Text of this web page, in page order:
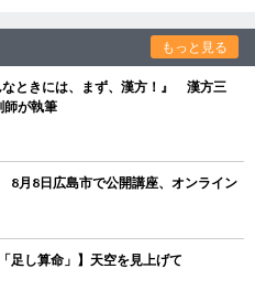
もっと見る
なときには、まず、漢方！』 漢方三
師が執筆
月8日広島市で公開講座、オンライン
足し算命」】天空を見上げて